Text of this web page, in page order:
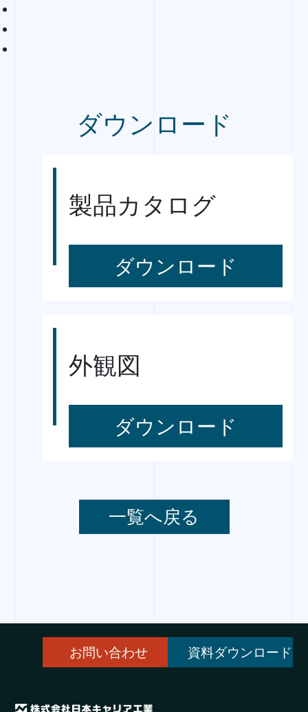
ダウンロード
製品カタログ
ダウンロード
外観図
ダウンロード
一覧へ戻る
お問い合わせ 資料ダウンロード